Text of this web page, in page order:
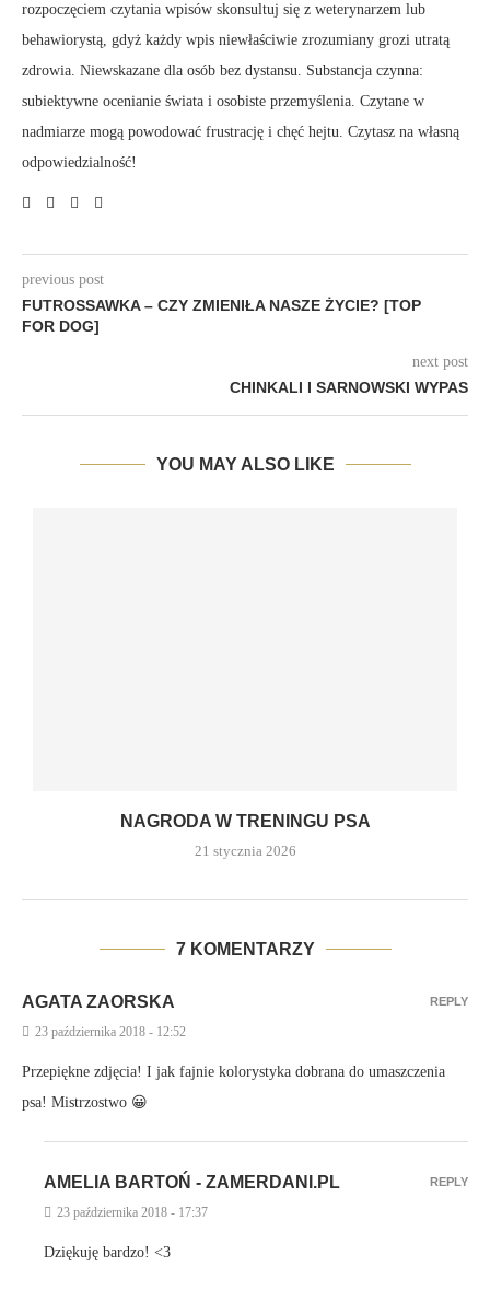
rozpoczęciem czytania wpisów skonsultuj się z weterynarzem lub
behawiorystą, gdyż każdy wpis niewłaściwie zrozumiany grozi utratą
zdrowia. Niewskazane dla osób bez dystansu. Substancja czynna:
subiektywne ocenianie świata i osobiste przemyślenia. Czytane w
nadmiarze mogą powodować frustrację i chęć hejtu. Czytasz na własną
odpowiedzialność!
previous post
FUTROSSAWKA – CZY ZMIENIŁA NASZE ŻYCIE? [TOP
FOR DOG]
next post
CHINKALI I SARNOWSKI WYPAS
YOU MAY ALSO LIKE
NAGRODA W TRENINGU PSA
21 stycznia 2026
7 KOMENTARZY
AGATA ZAORSKA
23 października 2018 - 12:52
Przepiękne zdjęcia! I jak fajnie kolorystyka dobrana do umaszczenia
psa! Mistrzostwo 😀
REPLY
AMELIA BARTOŃ - ZAMERDANI.PL
23 października 2018 - 17:37
Dziękuję bardzo! <3
REPLY